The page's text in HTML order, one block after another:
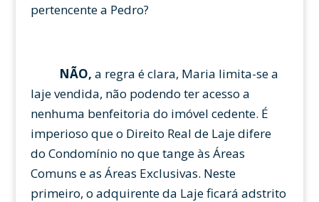
pertencente a Pedro?
NÃO, a regra é clara, Maria limita-se a
laje vendida, não podendo ter acesso a
nenhuma benfeitoria do imóvel cedente. É
imperioso que o Direito Real de Laje difere
do Condomínio no que tange às Áreas
Comuns e as Áreas Exclusivas. Neste
primeiro, o adquirente da Laje ficará adstrito